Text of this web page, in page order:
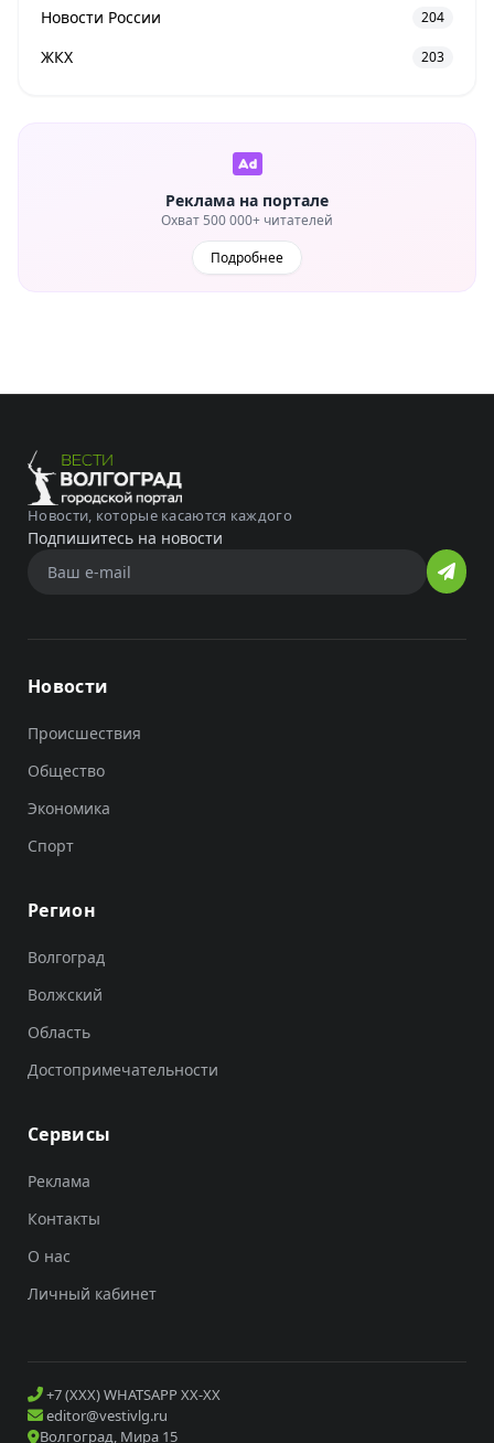
Новости России 204
ЖКХ 203
Реклама на портале
Охват 500 000+ читателей
Подробнее
Новости, которые касаются каждого
Подпишитесь на новости
Новости
Происшествия
Общество
Экономика
Спорт
Регион
Волгоград
Волжский
Область
Достопримечательности
Сервисы
Реклама
Контакты
О нас
Личный кабинет
+7 (XXX) WHATSAPP XX-XX
editor@vestivlg.ru
Волгоград, Мира 15